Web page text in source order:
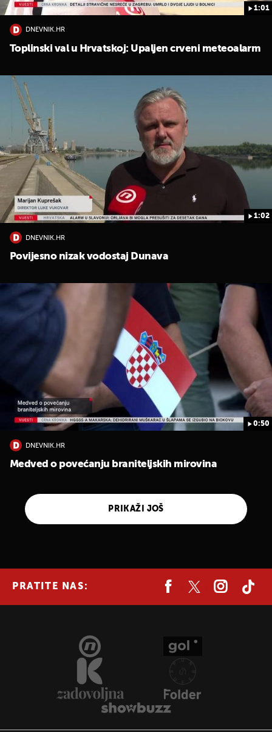
1:01
DNEVNIK.HR
Toplinski val u Hrvatskoj: Upaljen crveni meteoalarm
1:02
DNEVNIK.HR
Povijesno nizak vodostaj Dunava
0:50
DNEVNIK.HR
Medved o povećanju braniteljskih mirovina
PRIKAŽI JOŠ
PRATITE NAS: